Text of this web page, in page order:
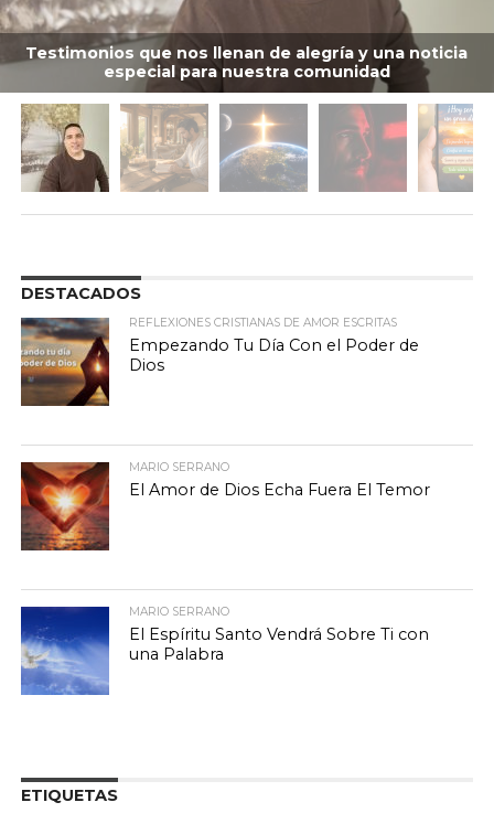
Testimonios que nos llenan de alegría y una noticia
especial para nuestra comunidad
DESTACADOS
REFLEXIONES CRISTIANAS DE AMOR ESCRITAS
Empezando Tu Día Con el Poder de
Dios
MARIO SERRANO
El Amor de Dios Echa Fuera El Temor
MARIO SERRANO
El Espíritu Santo Vendrá Sobre Ti con
una Palabra
ETIQUETAS